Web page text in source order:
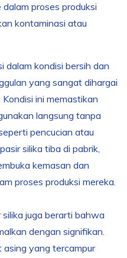
proses produksi
kontaminasi atau
dalam kondisi bersih dan
yang sangat dihargai
ini memastikan
langsung tanpa
pencucian atau
silika tiba di pabrik,
kemasan dan
proses produksi mereka.
juga berarti bahwa
dengan signifikan.
yang tercampur